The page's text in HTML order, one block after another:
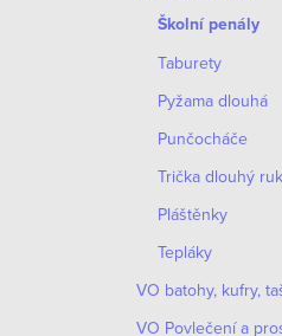
Školní penály
Taburety
Pyžama dlouhá
Punčocháče
Trička dlouhý
Pláštěnky
Tepláky
VO batohy, kufry,
VO Povlečení a